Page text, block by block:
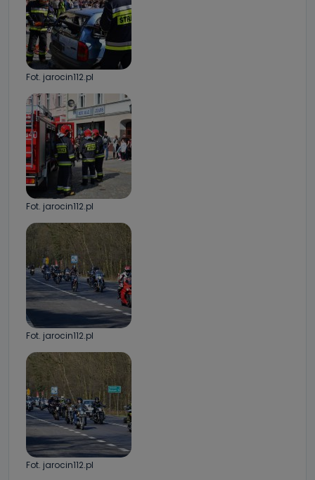
Fot. jarocin112.pl
Fot. jarocin112.pl
Fot. jarocin112.pl
Fot. jarocin112.pl